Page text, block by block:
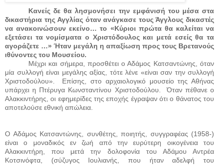
Κανείς δε θα λησμονήσει την εμφάνισή του μέσα στα
δικαστήρια της Αγγλίας όταν ανάγκασε τους Άγγλους δικαστές
να ανακοινώσουν εκείνο… το «Κύριοι πρώτα θα καλείται να
εξετάσει τα νομίσματα ο Χριστόδουλος και μετά εσείς θα τα
αγοράζετε …» Ήταν μεγάλη η απαξίωση προς τους Βρετανούς
ιθύνοντες του Μουσείου.
Μέχρι και σήμερα, προσθέτει ο Αδάμος Κατσαντώνης, όταν
μία συλλογή είναι μεγάλης αξίας, τότε λένε «είναι σαν την συλλογή
Χριστοδούλου».
Επίσης, στο αρχαιολογικό μουσείο της Αθήνας
υπάρχει η Πτέρυγα Κωνσταντίνου Χριστοδούλου.
Όταν πέθανε ο
Αλακκιντήρης, οι εφημερίδες της εποχής έγραψαν ότι ο θάνατος του
αποτελούσε εθνική απώλεια.
Ο Αδάμος Κατσαντώνης, συνθέτης, ποιητής, συγγραφέας (1958-)
είναι ο μοναδικός εν ζωή από την ευρύτερη οικογένεια του
Αλακκιντήρη, που μετά την δολοφονία του Αδάμου Αντρέα
Κοτσινόφτα, (σύζυγος Ιουλιανής, που ήταν αδελφή του